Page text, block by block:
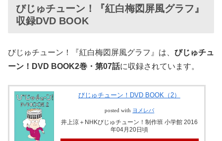
びじゅチューン！『紅白梅図屏風グラフ』
収録DVD BOOK
びじゅチューン！『紅白梅図屏風グラフ』は、 びじゅチュ
ーン！DVD BOOK2巻・第07話に収録されています。
びじゅチューン！DVD BOOK（2）
posted with ヨメレバ
井上涼＋NHKびじゅチューン！制作班 小学館 2016
年04月20日頃